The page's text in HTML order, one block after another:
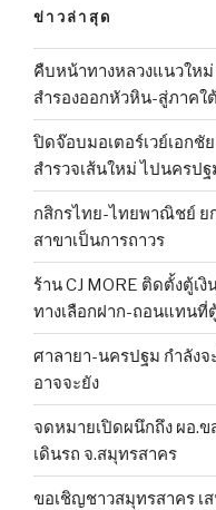
ข่าวล่าสุด
คืบหน้าทางหลวงแนวให
สำรองออกหัวหิน-สู่ภาคใต้
ปิดจ๊อบมอเตอร์เวย์เอกชั
สำรวจเส้นใหม่ ไปนคร
กสิกรไทย-ไทยพาณิชย์ ย
สาขาเป็นการถาวร
ร้าน CJ MORE ติดตั้งตู้เ
ทางเลือกฝาก-ถอนแทนที่
ศาลายา-นครปฐม กำลัง
อาจจะยัง
จดหมายเปิดผนึกถึง ผอ.ข
เดินรถ จ.สมุทรสาคร
ขอเชิญชาวสมุทรสาคร เ